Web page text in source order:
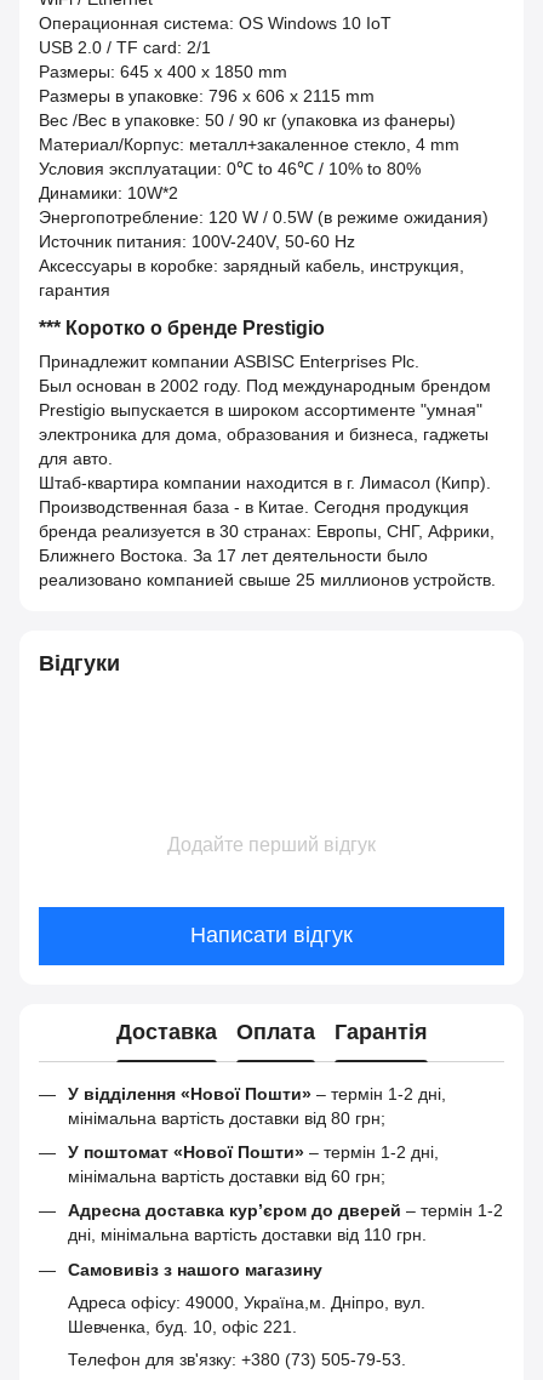
Операционная система: OS Windows 10 IoT
USB 2.0 / TF card: 2/1
Размеры: 645 x 400 x 1850 mm
Размеры в упаковке: 796 x 606 x 2115 mm
Вес /Вес в упаковке: 50 / 90 кг (упаковка из фанеры)
Материал/Корпус: металл+закаленное стекло, 4 mm
Условия эксплуатации: 0℃ to 46℃ / 10% to 80%
Динамики: 10W*2
Энергопотребление: 120 W / 0.5W (в режиме ожидания)
Источник питания: 100V-240V, 50-60 Hz
Аксессуары в коробке: зарядный кабель, инструкция,
гарантия
*** Коротко о бренде Prestigio
Принадлежит компании ASBISC Enterprises Plc.
Был основан в 2002 году. Под международным брендом
Prestigio выпускается в широком ассортименте "умная"
электроника для дома, образования и бизнеса, гаджеты
для авто.
Штаб-квартира компании находится в г. Лимасол (Кипр).
Производственная база - в Китае. Сегодня продукция
бренда реализуется в 30 странах: Европы, СНГ, Африки,
Ближнего Востока. За 17 лет деятельности было
реализовано компанией свыше 25 миллионов устройств.
Відгуки
Додайте перший відгук
Написати відгук
Доставка Оплата Гарантія
У відділення «Нової Пошти» – термін 1-2 дні,
мінімальна вартість доставки від 80 грн;
У поштомат «Нової Пошти» – термін 1-2 дні,
мінімальна вартість доставки від 60 грн;
Адресна доставка кур’єром до дверей – термін 1-2
дні, мінімальна вартість доставки від 110 грн.
Самовивіз з нашого магазину
Адреса офісу: 49000, Україна,м. Дніпро, вул.
Шевченка, буд. 10, офіс 221.
Телефон для зв'язку: +380 (73) 505-79-53.